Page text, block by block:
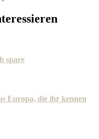
spare
Europa, die ihr kennen